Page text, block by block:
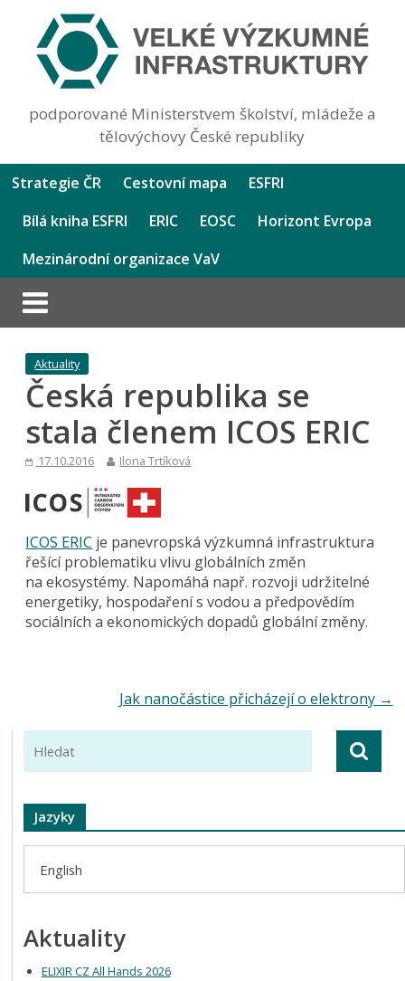
podporované Ministerstvem školství, mládeže a
tělovýchovy České republiky
Strategie ČR Cestovní mapa
ESFRI
Bílá kniha ESFRI
ERIC EOSC
Horizont Evropa
Mezinárodní organizace VaV
Aktuality
Česká republika se
stala členem ICOS ERIC
17.10.2016 Ilona Trtíková
ICOS ERIC je panevropská výzkumná infrastruktura
řešící problematiku vlivu globálních změn
na ekosystémy. Napomáhá např. rozvoji udržitelné
energetiky, hospodaření s vodou a předpovědím
sociálních a ekonomických dopadů globální změny.
Jak nanočástice přicházejí o elektrony →
Jazyky
English
Aktuality
ELIXIR CZ All Hands 2026